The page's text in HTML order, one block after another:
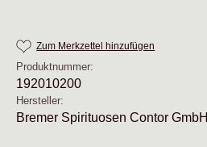
Zum Merkzettel hinzufügen
Produktnummer:
192010200
Hersteller:
Bremer Spirituosen Contor GmbH